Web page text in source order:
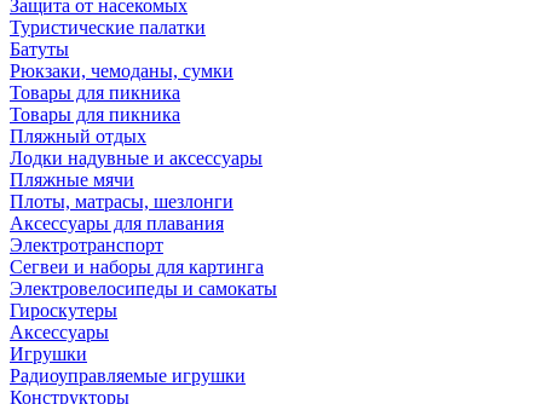
Защита от насекомых
Туристические палатки
Батуты
Рюкзаки, чемоданы, сумки
Товары для пикника
Товары для пикника
Пляжный отдых
Лодки надувные и аксессуары
Пляжные мячи
Плоты, матрасы, шезлонги
Аксессуары для плавания
Электротранспорт
Сегвеи и наборы для картинга
Электровелосипеды и самокаты
Гироскутеры
Аксессуары
Игрушки
Радиоуправляемые игрушки
Конструкторы